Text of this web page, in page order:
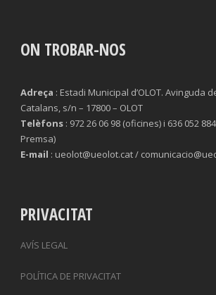
ON TROBAR-NOS
Adreça : Estadi Municipal d’OLOT. Avinguda
Catalans, s/n – 17800 – OLOT
Telèfons : 972 26 06 98 (oficines) i 636 052
Premsa)
E-mail : ueolot@ueolot.cat /
PRIVACITAT
AVÍS LEGAL
POLÍTICA DE PRIVACITAT